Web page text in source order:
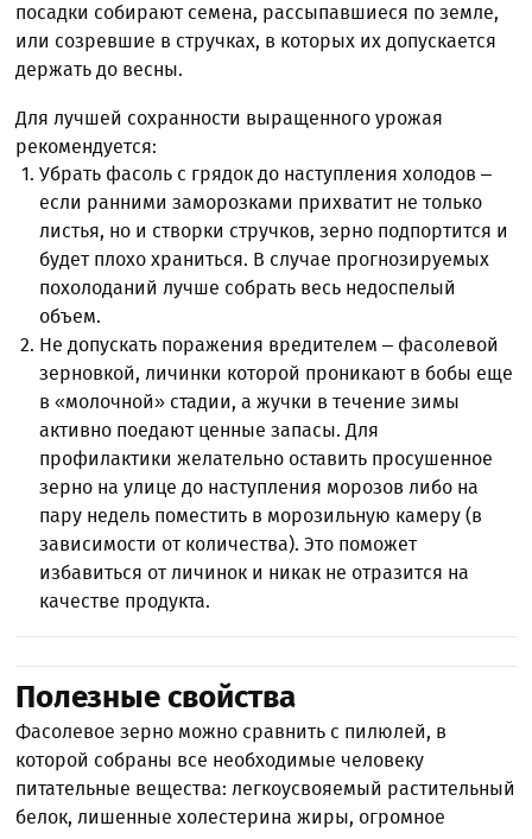
посадки собирают семена, рассыпавшиеся по земле,
или созревшие в стручках, в которых их допускается
держать до весны.
Для лучшей сохранности выращенного урожая
рекомендуется:
Убрать фасоль с грядок до наступления холодов –
если ранними заморозками прихватит не только
листья, но и створки стручков, зерно подпортится и
будет плохо храниться. В случае прогнозируемых
похолоданий лучше собрать весь недоспелый
объем.
Не допускать поражения вредителем – фасолевой
зерновкой, личинки которой проникают в бобы еще
в «молочной» стадии, а жучки в течение зимы
активно поедают ценные запасы. Для
профилактики желательно оставить просушенное
зерно на улице до наступления морозов либо на
пару недель поместить в морозильную камеру (в
зависимости от количества). Это поможет
избавиться от личинок и никак не отразится на
качестве продукта.
Полезные свойства
Фасолевое зерно можно сравнить с пилюлей, в
которой собраны все необходимые человеку
питательные вещества: легкоусвояемый растительный
белок, лишенные холестерина жиры, огромное